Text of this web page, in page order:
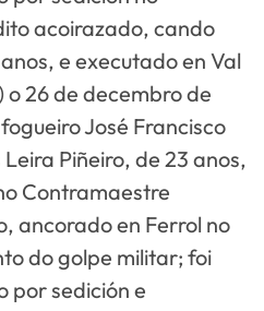
acoirazado, cando
e executado en Val
o 26 de decembro de
fogueiro José Francisco
Leira Piñeiro, de 23 anos,
Contramaestre
ancorado en Ferrol no
do golpe militar; foi
por sedición e